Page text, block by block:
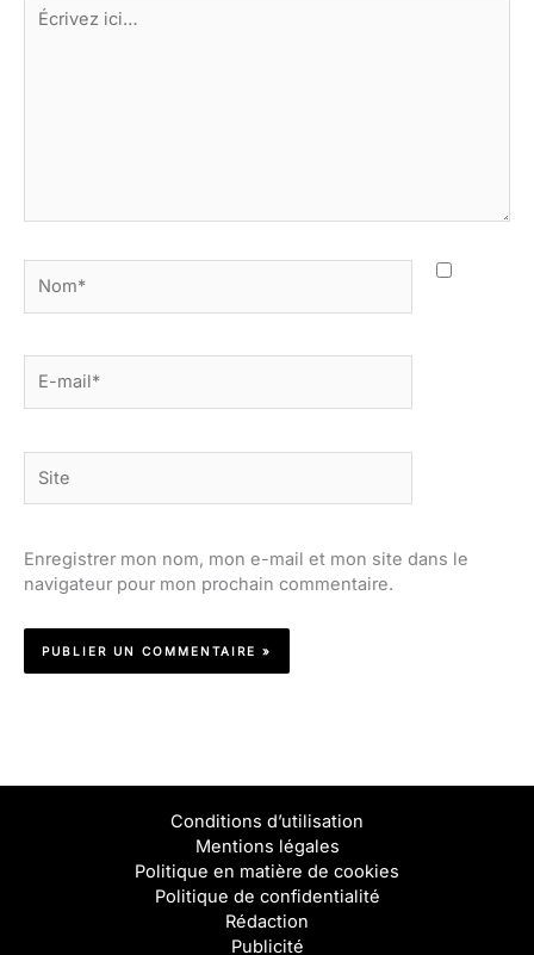
ici…
mail*
Enregistrer mon nom, mon e-mail et mon site dans le
navigateur pour mon prochain commentaire.
Conditions d’utilisation
Mentions légales
Politique en matière de cookies
Politique de confidentialité
Rédaction
Publicité